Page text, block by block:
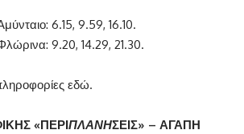
6.15, 9.59, 16.10.
9.20, 14.29, 21.30.
εδώ.
«ΠΕΡΙΠΛΑΝΗΣΕΙΣ» – ΑΓΑΠΗ